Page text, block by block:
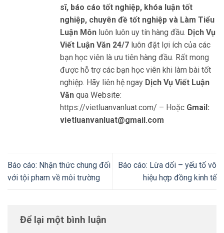
sĩ, báo cáo tốt nghiệp, khóa luận tốt
nghiệp, chuyên đề tốt nghiệp và Làm Tiểu
Luận Môn luôn luôn uy tín hàng đầu. Dịch Vụ
Viết Luận Văn 24/7 luôn đặt lợi ích của các
bạn học viên là ưu tiên hàng đầu. Rất mong
được hỗ trợ các bạn học viên khi làm bài tốt
nghiệp. Hãy liên hệ ngay Dịch Vụ Viết Luận
Văn qua Website:
https://vietluanvanluat.com/ – Hoặc Gmail:
vietluanvanluat@gmail.com
Báo cáo: Nhận thức chung đối
với tội pham về môi trường
Báo cáo: Lừa dối – yếu tố vô
hiệu hợp đồng kinh tế
Để lại một bình luận